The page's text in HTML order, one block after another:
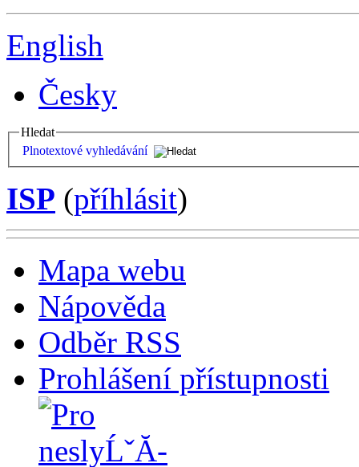
English
Česky
Hledat
Plnotextové vyhledávání
ISP (příhlásit)
Mapa webu
Nápověda
Odběr RSS
Prohlášení přístupnosti